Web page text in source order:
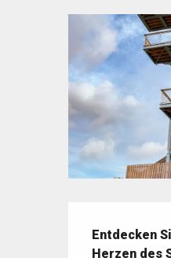
Entdecken
Herzen des